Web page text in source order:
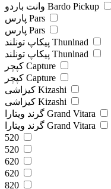
وانت باردو Bardo Pickup
پارس Pars
پارس Pars
پیکاپ تونلند Thunlnad
پیکاپ تونلند Thunlnad
کپچر Capture
کپچر Capture
کیزاشی Kizashi
کیزاشی Kizashi
گرند ویتارا Grand Vitara
گرند ویتارا Grand Vitara
520
520
620
620
820